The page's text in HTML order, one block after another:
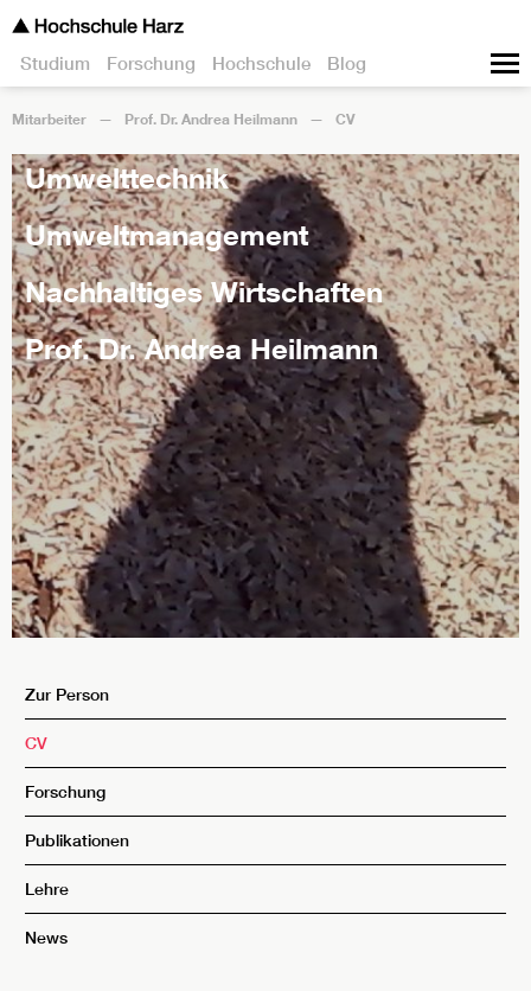
Studium Forschung Hochschule Blog
Mitarbeiter Prof. Dr. Andrea Heilmann CV
Umwelttechnik
Umweltmanagement
Nachhaltiges Wirtschaften
Prof. Dr. Andrea Heilmann
Zur Person
CV
Forschung
Publikationen
Lehre
News